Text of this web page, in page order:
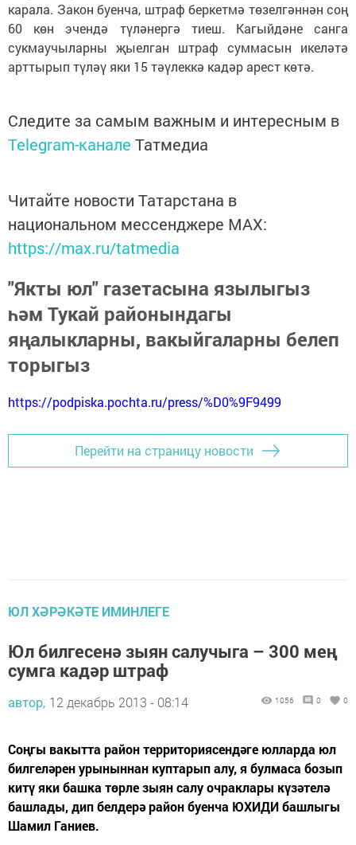
карала. Закон буенча, штраф беркетмә төзелгәннән соң
60 көн эчендә түләнергә тиеш. Кагыйдәне санга
сукмаучыларны җыелган штраф суммасын икеләтә
арттырып түләү яки 15 тәүлеккә кадәр арест көтә.
Следите за самым важным и интересным в
Telegram-канале Татмедиа
Читайте новости Татарстана в
национальном мессенджере MАХ:
https://max.ru/tatmedia
"Якты юл" газетасына язылыгыз
һәм Тукай районындагы
яңалыкларны, вакыйгаларны белеп
торыгыз
https://podpiska.pochta.ru/press/%D0%9F9499
Перейти на страницу новости
ЮЛ ХӘРӘКӘТЕ ИМИНЛЕГЕ
Юл билгесенә зыян салучыга – 300 мең
сумга кадәр штраф
автор, 12 декабрь 2013 - 08:14 1056 0 0
Соңгы вакытта район территориясендәге юлларда юл
билгеләрен урыныннан куптарып алу, я булмаса бозып
китү яки башка төрле зыян салу очраклары күзәтелә
башлады, дип белдерә район буенча ЮХИДИ башлыгы
Шамил Ганиев.